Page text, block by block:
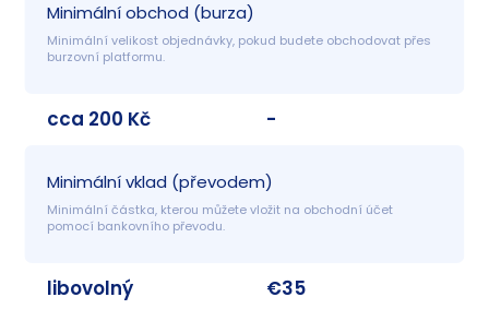
Minimální obchod (burza)
Minimální velikost objednávky, pokud budete obchodovat přes
burzovní platformu.
cca 200 Kč -
Minimální vklad (převodem)
Minimální částka, kterou můžete vložit na obchodní účet
pomocí bankovního převodu.
libovolný €35